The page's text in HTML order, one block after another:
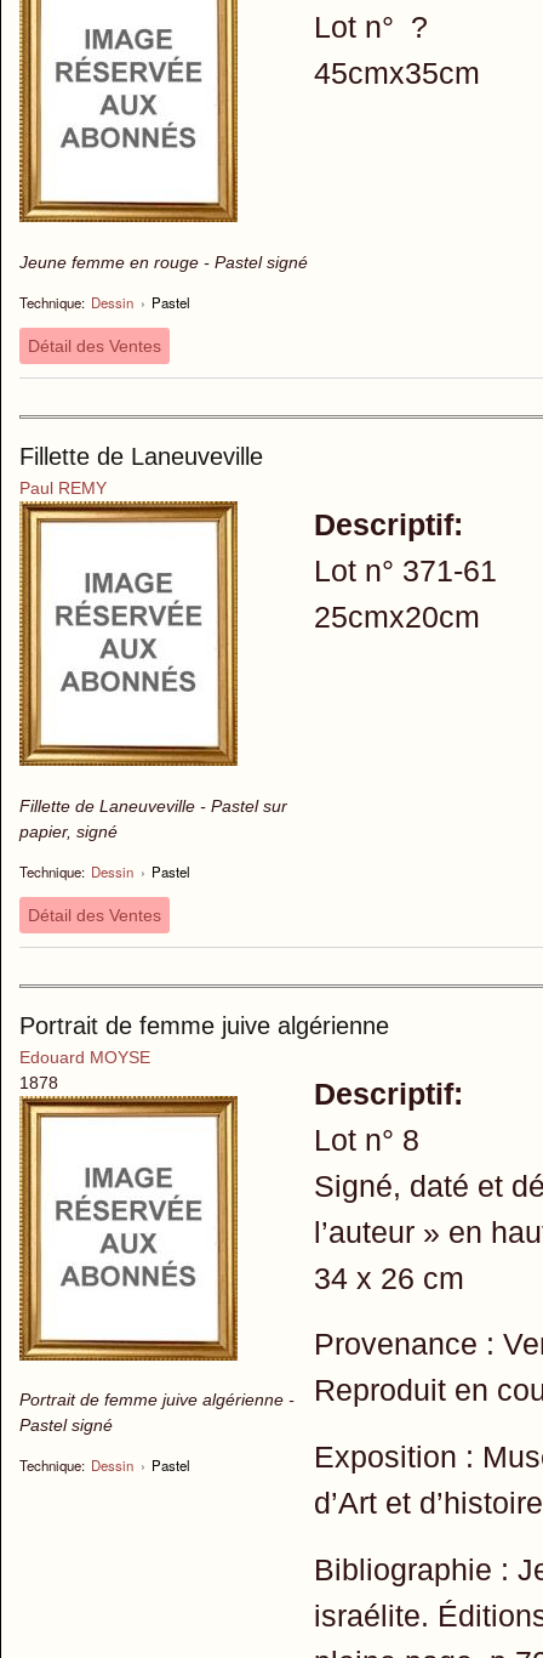
Jeune femme en rouge - Pastel signé
Technique: Dessin › Pastel
Lot n° ?
45cmx35cm
Détail des Ventes
Fillette de Laneuveville
Paul REMY
Fillette de Laneuveville - Pastel sur
papier, signé
Technique: Dessin › Pastel
Descriptif:
Lot n° 371-61
25cmx20cm
Détail des Ventes
Portrait de femme juive algérienne
Edouard MOYSE
1878
Portrait de femme juive algérienne -
Pastel signé
Technique: Dessin › Pastel
Descriptif:
Lot n° 8
Signé, daté et
l’auteur » en
34 x 26 cm
Provenance :
Reproduit en
Exposition :
d’Art et
Bibliographie :
israélite.